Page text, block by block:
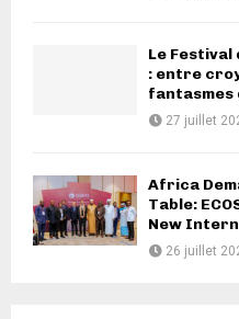
Le Festival
: entre
fantasmes
27 juillet
Africa
Table:
New
26 juillet